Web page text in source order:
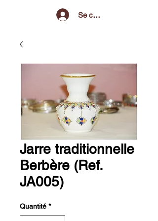
Se connecter
Jarre traditionnelle
Berbère (Ref.
JA005)
Quantité *